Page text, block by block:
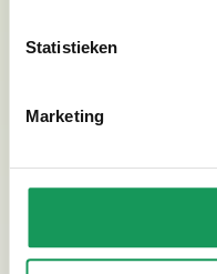
Statistieken
Marketing
verblijf mogelijk en
werkt. Dit maakt het
over bijvoorbeeld
verblijfsduur? Bekijk
over zakelijkverblijf